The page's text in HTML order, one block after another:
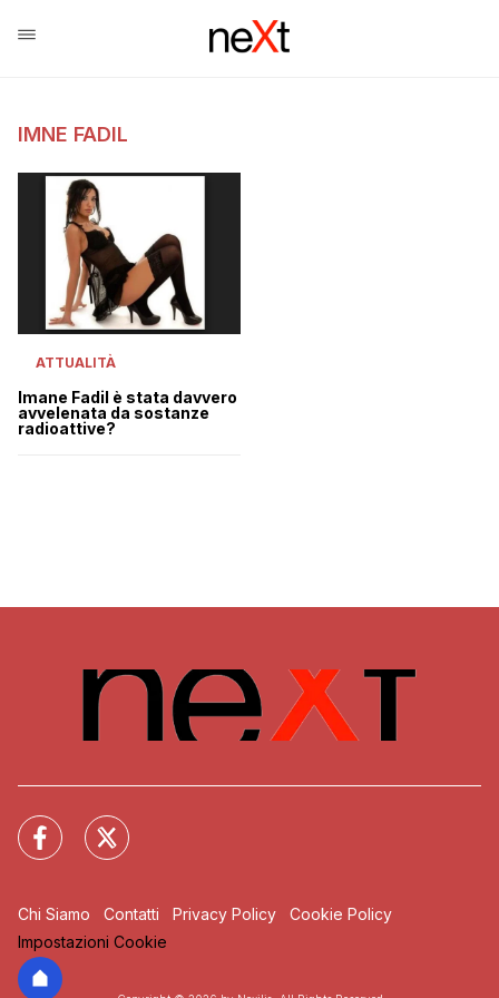
IMNE FADIL
ATTUALITÀ
Imane Fadil è stata davvero
avvelenata da sostanze
radioattive?
Chi Siamo Contatti Privacy Policy
Cookie Policy
Impostazioni Cookie